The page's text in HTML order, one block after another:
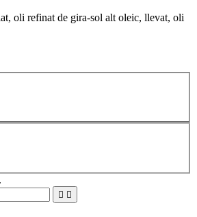
oli refinat de gira-sol alt oleic, llevat, oli
 